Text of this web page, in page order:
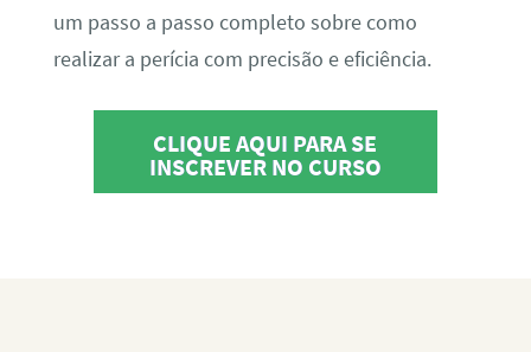
um passo a passo completo sobre como
realizar a perícia com precisão e eficiência.
CLIQUE AQUI PARA SE
INSCREVER NO CURSO